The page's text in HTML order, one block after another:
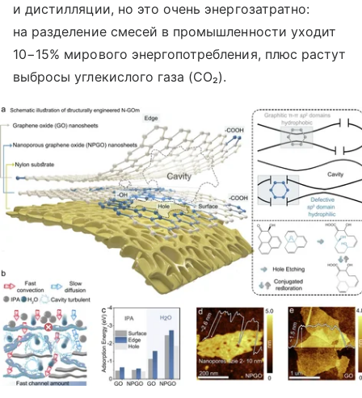
и дистилляции, но это очень энергозатратно:
на разделение смесей в промышленности уходит
10−15% мирового энергопотребления, плюс растут
выбросы углекислого газа (CO₂).